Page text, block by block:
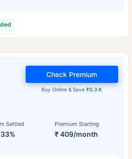
Settled Premium Starting
₹ 409/month
Buy Online & Save₹0.3 K
Check Premium